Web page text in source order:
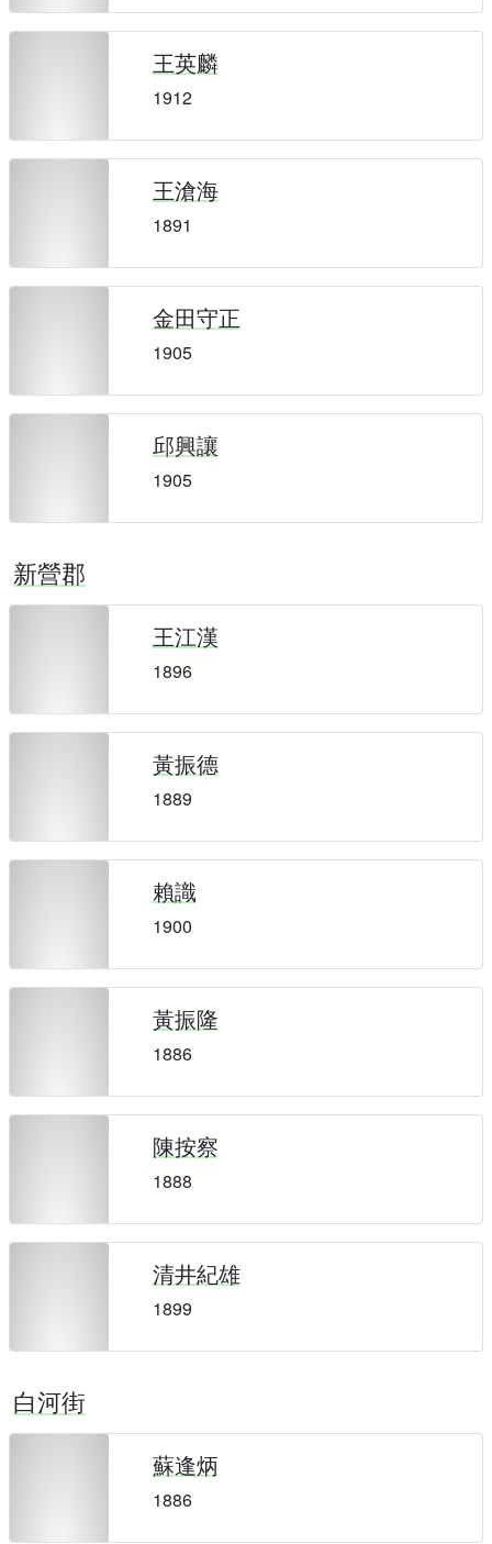
王英麟
1912
王滄海
1891
金田守正
1905
邱興讓
1905
新營郡
王江漢
1896
黃振德
1889
賴識
1900
黃振隆
1886
陳按察
1888
清井紀雄
1899
白河街
蘇逢炳
1886